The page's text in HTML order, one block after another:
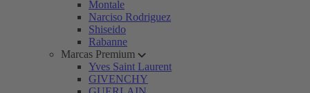
Montale
Narciso Rodriguez
Shiseido
Rabanne
Marcas Premium
Yves Saint Laurent
GIVENCHY